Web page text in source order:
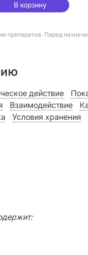
В корзину
препаратов. Перед
действие
Взаимодействие
Условия хранения